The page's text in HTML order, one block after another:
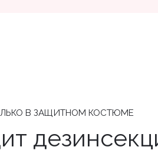
В ЗАЩИТНОМ КОСТЮМЕ